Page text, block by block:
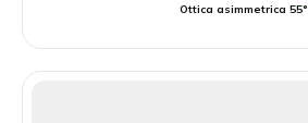
Ottica asimmetrica 55°